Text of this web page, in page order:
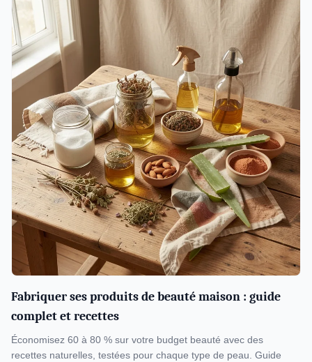
Fabriquer ses produits de beauté maison : guide
complet et recettes
Économisez 60 à 80 % sur votre budget beauté avec des
recettes naturelles, testées pour chaque type de peau. Guide